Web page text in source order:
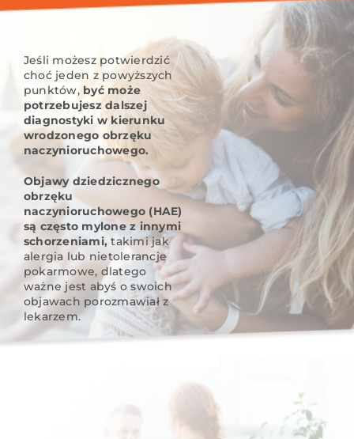
Jeśli możesz potwierdzić
choć jeden z powyższych
punktów, być może
potrzebujesz dalszej
diagnostyki w kierunku
wrodzonego obrzęku
naczynioruchowego.
Objawy dziedzicznego
obrzęku
naczynioruchowego (HAE)
są często mylone z innymi
schorzeniami, takimi jak
alergia lub nietolerancje
pokarmowe, dlatego
ważne jest abyś o swoich
objawach porozmawiał z
lekarzem.